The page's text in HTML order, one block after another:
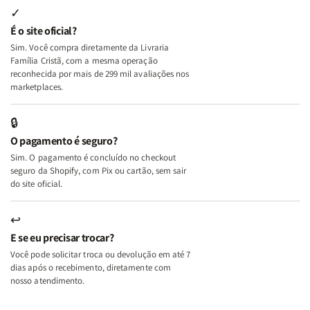
e
Deus
+
A
Mulher
Lar
+
A
Lar
✓
É o site oficial?
Sim. Você compra diretamente da Livraria
Família Cristã, com a mesma operação
reconhecida por mais de 299 mil avaliações nos
marketplaces.
🔒
O pagamento é seguro?
Sim. O pagamento é concluído no checkout
seguro da Shopify, com Pix ou cartão, sem sair
do site oficial.
↩
E se eu precisar trocar?
Você pode solicitar troca ou devolução em até 7
dias após o recebimento, diretamente com
nosso atendimento.